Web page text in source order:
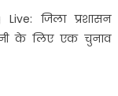
जिला प्रशासन
के लिए एक चुनाव